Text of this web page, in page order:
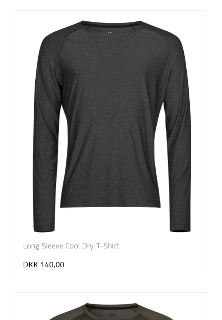
Long Sleeve Cool Dry T-Shirt
DKK 140,00